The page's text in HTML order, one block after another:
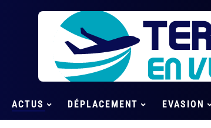
ACTUS DÉPLACEMENT EVASION